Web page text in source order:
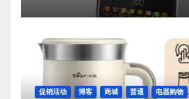
促销活动 博客 商城 普通 电器购物